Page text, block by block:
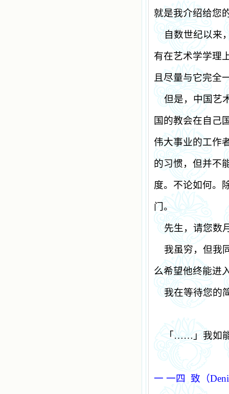
就是我介绍给您
自数世纪以来
有在艺术学学理
且尽量与它完全
但是，中国艺
国的教会在自己
伟大事业的工作
的习惯，但并不
度。不论如何。
门。
先生，请您数
我虽穷，但我
么希望他终能进
我在等待您的
「……」我如能
一 一四 致（